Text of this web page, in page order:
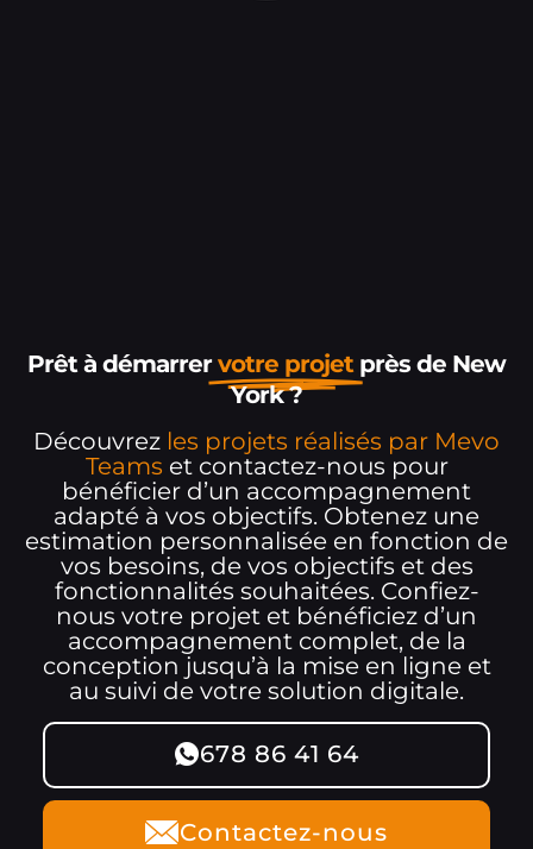
Prêt à démarrervotre projet près de New
York ?
Découvrez les projets réalisés par Mevo
Teams et contactez-nous pour
bénéficier d’un accompagnement
adapté à vos objectifs. Obtenez une
estimation personnalisée en fonction de
vos besoins, de vos objectifs et des
fonctionnalités souhaitées. Confiez-
nous votre projet et bénéficiez d’un
accompagnement complet, de la
conception jusqu’à la mise en ligne et
au suivi de votre solution digitale.
678 86 41 64
Contactez-nous